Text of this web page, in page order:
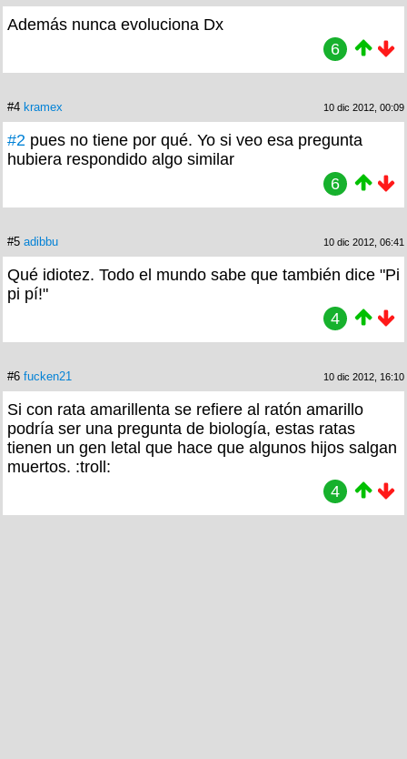
Además nunca evoluciona Dx
6
#4 kramex 10 dic 2012, 00:09
#2 pues no tiene por qué. Yo si veo esa pregunta
hubiera respondido algo similar
6
#5 adibbu 10 dic 2012, 06:41
Qué idiotez. Todo el mundo sabe que también dice "Pi
pi pí!"
4
#6 fucken21 10 dic 2012, 16:10
Si con rata amarillenta se refiere al ratón amarillo
podría ser una pregunta de biología, estas ratas
tienen un gen letal que hace que algunos hijos salgan
muertos. :troll:
4